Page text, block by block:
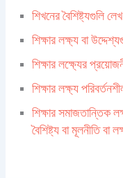
শিখনের বৈশিষ্ট্যগুলি
শিক্ষার লক্ষ্য বা
শিক্ষার লক্ষ্যের
শিক্ষার লক্ষ্য
শিক্ষার সমাজতান্তিক
বৈশিষ্ট্য বা মূলনীতি বা